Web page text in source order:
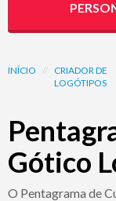
INÍCIO // CRIADOR DE
LOGÓTIPOS
Gótico
O Pentagrama de